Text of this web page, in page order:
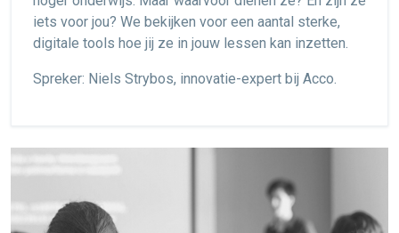
iets voor jou? We bekijken voor een aantal sterke,
digitale tools hoe jij ze in jouw lessen kan inzetten.
Spreker: Niels Strybos, innovatie-expert bij Acco.